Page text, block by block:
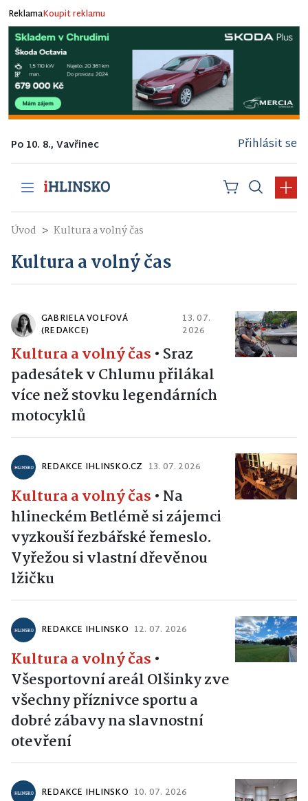
ReklamaKoupit reklamu
Po 10. 8., Vavřinec Přihlásit se
Úvod Kultura a volný čas
Kultura a volný čas
GABRIELA VOLFOVÁ
(REDAKCE)
13. 07.
2026
Kultura a volný čas • Sraz
padesátek v Chlumu přilákal
více než stovku legendárních
motocyklů
REDAKCE IHLINSKO.CZ 13. 07. 2026
Kultura a volný čas • Na
hlineckém Betlémě si zájemci
vyzkouší řezbářské řemeslo.
Vyřežou si vlastní dřevěnou
lžičku
REDAKCE IHLINSKO 12. 07. 2026
Kultura a volný čas •
Všesportovní areál Olšinky zve
všechny příznivce sportu a
dobré zábavy na slavnostní
otevření
REDAKCE IHLINSKO 10. 07. 2026